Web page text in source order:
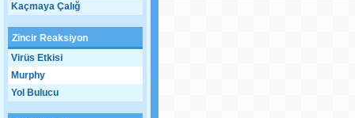
Kaçmaya Çalığ
Zincir Reaksiyon
Virüs Etkisi
Murphy
Yol Bulucu